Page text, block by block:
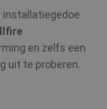
installatiegedoe
en zelfs een
uit te proberen.